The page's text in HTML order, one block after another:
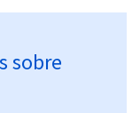
sobre